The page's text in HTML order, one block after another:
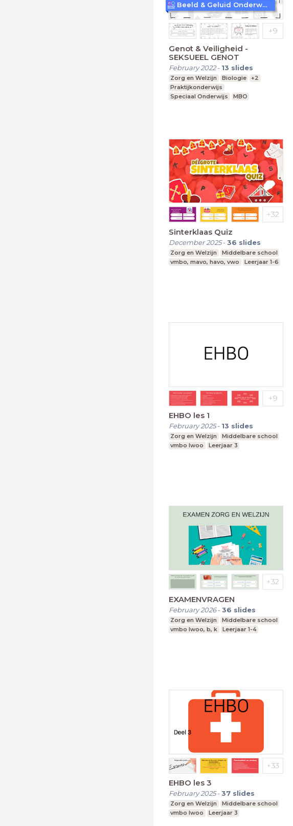
Genot & Veiligheid -
SEKSUEEL GENOT
February 2022- 13 slides
Zorg en Welzijn Biologie
+2
Praktijkonderwijs
Speciaal Onderwijs
MBO
Beeld & Geluid Onderwijs
Sinterklaas Quiz
December 2025-36 slides
Zorg en Welzijn
Middelbare school
vmbo, mavo, havo, vwo
Leerjaar 1-6
EHBO les 1
February 2025- 13 slides
Zorg en Welzijn
Middelbare school
vmbo lwoo
Leerjaar 3
EXAMENVRAGEN
February 2026-36 slides
Zorg en Welzijn
Middelbare school
vmbo lwoo, b, k
Leerjaar 1-4
EHBO les 3
February 2025-37 slides
Zorg en Welzijn
Middelbare school
vmbo lwoo
Leerjaar 3